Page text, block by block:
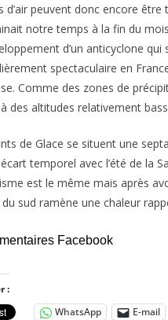
d’air peuvent donc encore
notre temps à la fin du
d’un anticyclone qui
spectaculaire en
Comme des zones de
des altitudes relativement
de Glace se situent une
temporel avec l’été de la
est le même mais après
sud ramène une chaleur
Facebook
:
WhatsApp
E-mail